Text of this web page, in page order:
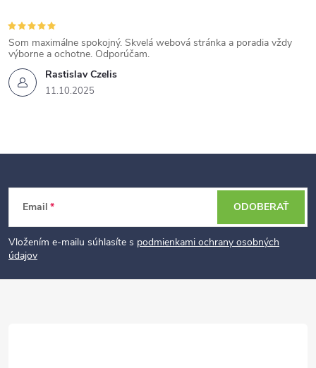
Rastislav Czelis
11.10.2025
Som maximálne spokojný. Skvelá webová stránka a poradia vždy
výborne a ochotne. Odporúčam.
t
Email
Vložením e-mailu súhlasíte s podmienkami ochrany osobných
údajov
ODOBERAŤ